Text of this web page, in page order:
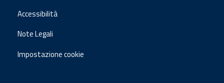
Accessibilità
Note Legali
Impostazione cookie